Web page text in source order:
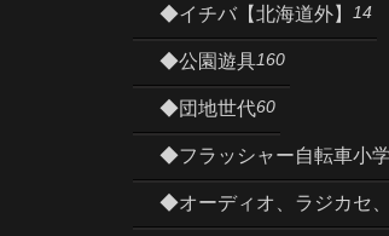
◆イチバ【北海道外】 14
◆公園遊具160
◆団地世代60
◆フラッシャー自転車小
◆オーディオ、ラジカセ